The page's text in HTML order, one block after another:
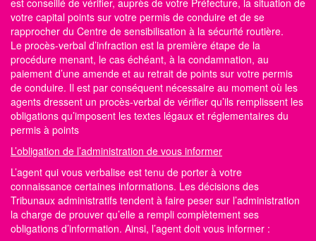
votre capital points sur votre permis de conduire et de se
rapprocher du Centre de sensibilisation à la sécurité routière.
Le procès-verbal d’infraction est la première étape de la
procédure menant, le cas échéant, à la condamnation, au
paiement d’une amende et au retrait de points sur votre permis
de conduire. Il est par conséquent nécessaire au moment où les
agents dressent un procès-verbal de vérifier qu’ils remplissent les
obligations qu’imposent les textes légaux et réglementaires du
permis à points
L’obligation de l’administration de vous informer
L’agent qui vous verbalise est tenu de porter à votre
connaissance certaines informations. Les décisions des
Tribunaux administratifs tendent à faire peser sur l’administration
la charge de prouver qu’elle a rempli complètement ses
obligations d’information. Ainsi, l’agent doit vous informer :